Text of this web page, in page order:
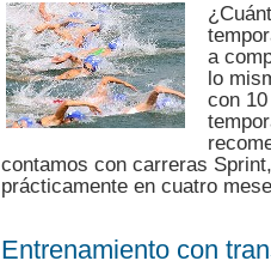
a
lo
con
contamos con carreras
prácticamente en cuatro
Entrenamiento con